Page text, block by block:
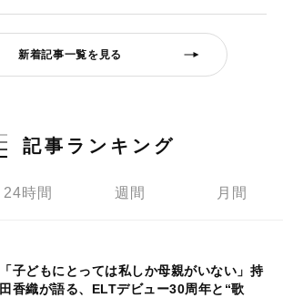
新着記事一覧を見る
記事ランキング
24時間 週間 月間
「子どもにとっては私しか母親がいない」持
田香織が語る、ELTデビュー30周年と“歌